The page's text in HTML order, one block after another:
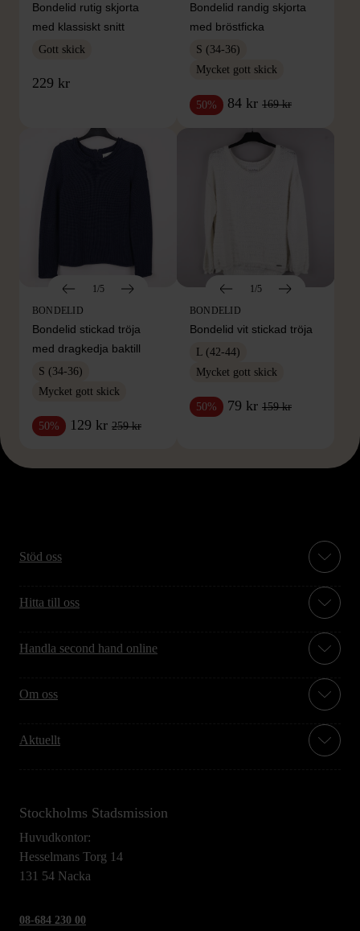
Bondelid rutig skjorta
med klassiskt snitt
Gott skick
229 kr
Bondelid randig skjorta
med bröstficka
S (34-36)
Mycket gott skick
50% 84 kr 169 kr
1/5
BONDELID
Bondelid stickad tröja
med dragkedja baktill
S (34-36)
Mycket gott skick
50% 129 kr 259 kr
1/5
BONDELID
Bondelid vit stickad tröja
L (42-44)
Mycket gott skick
50% 79 kr 159 kr
Stöd oss
Hitta till oss
Handla second hand online
Om oss
Aktuellt
Stockholms Stadsmission
Huvudkontor:
Hesselmans Torg 14
131 54 Nacka
08-684 230 00